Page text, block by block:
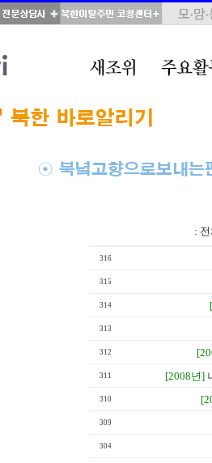
:
316
315
314
313
312
311 [2008년]
310
309
304